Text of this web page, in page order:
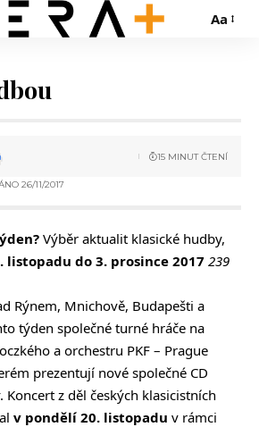
Aa
26/11/2017
15 MINUT ČTENÍ
Výběr aktualit klasické hudby,
listopadu do 3. prosince 2017 239
Rýnem, Mnichově, Budapešti a
týden společné turné hráče na
a orchestru PKF – Prague
prezentují nové společné CD
. Koncert z děl českých klasicistních
v pondělí 20. listopadu v rámci